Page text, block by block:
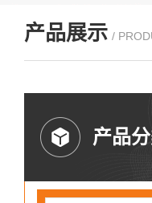
产品展示 /
产品